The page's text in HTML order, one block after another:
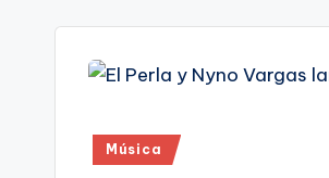
Publicado
Música